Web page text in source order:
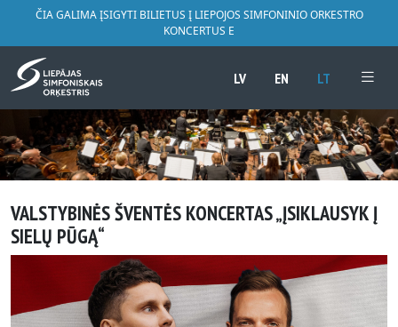
ČIA GALIMA ĮSIGYTI BILIETUS Į LIEPOJOS SIMFONINIO ORKESTRO
KONCERTUS E
LV EN LT
VALSTYBINĖS ŠVENTĖS KONCERTAS „ĮSIKLAUSYK Į
SIELŲ PŪGĄ“